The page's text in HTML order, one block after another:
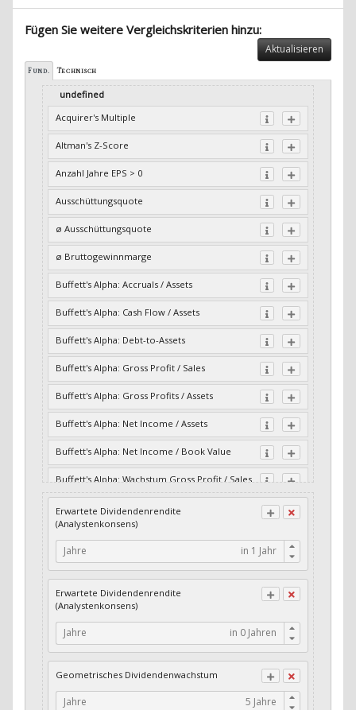
Fügen Sie weitere Vergleichskriterien hinzu:
Aktualisieren
Fund. Technisch
undefined
Acquirer's Multiple
Altman's Z-Score
Anzahl Jahre EPS > 0
Ausschüttungsquote
ø Ausschüttungsquote
ø Bruttogewinnmarge
Buffett's Alpha: Accruals / Assets
Buffett's Alpha: Cash Flow / Assets
Buffett's Alpha: Debt-to-Assets
Buffett's Alpha: Gross Profit / Sales
Buffett's Alpha: Gross Profits / Assets
Buffett's Alpha: Net Income / Assets
Buffett's Alpha: Net Income / Book Value
Buffett's Alpha: Wachstum Gross Profit / Sales
Buffett's Alpha: Wachstum Residual Cash Flow
/ Assets
Buffett's Alpha: Wachstum Residual Gross
Profits / Assets
Income / Assets
Buffett's Alpha: Wachstum Residual Net
Income / Book Value
Cash-Quote
CFO / Interest Expense
Erwartete Dividendenrendite
(Analystenkonsens)
Jahre
Erwartete Dividendenrendite
(Analystenkonsens)
Jahre
Geometrisches Dividendenwachstum
Jahre